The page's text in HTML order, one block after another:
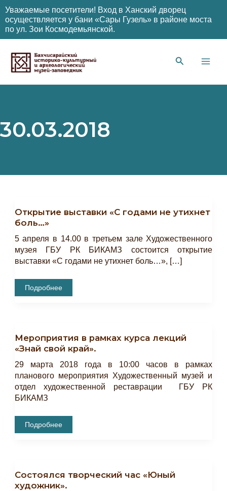
Уважаемые посетители! Вход в Ханский дворец
осуществляется у бани «Сары Гузель» в районе моста
по ул. Зои Космодемьянской.
содержимому
30.03.2018
Открытие выставки «С годами не утихнет
боль…»
5 апреля в 14.00 в третьем зале Художественного
музея ГБУ РК БИКАМЗ состоится открытие
выставки «С годами не утихнет боль…», […]
Открытие
Выставки
Подробнее
Мероприятия в рамках курса лекций
«Знай свой край».
29 марта 2018 года в 10:00 часов в рамках
планового мероприятия Художественный музей и
отдел художественной реставрации ГБУ РК
БИКАМЗ
Мероприятия
Край».
Подробнее
Состоялся творческий час «Юный
художник».